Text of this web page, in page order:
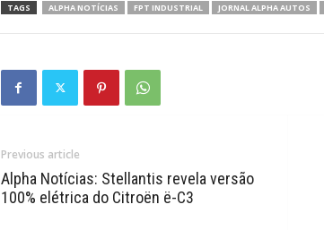
TAGS ALPHA NOTÍCIAS FPT INDUSTRIAL JORNAL ALPHA AUTOS
Previous article
Alpha Notícias: Stellantis revela versão
100% elétrica do Citroën ë-C3